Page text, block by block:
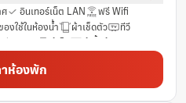
อินเทอร์เน็ต LAN
ฟรี Wifi
งใช้ในห้องน้ำ ผ้าเช็ดตัว
ทีวี
ตู้เย็น
ตู้เสื้อผ้า
ฟรี) กระจก
ระว่ายน้ำ
โทรศัพท์
ห้องพัก